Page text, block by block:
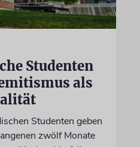
Studenten
als
Studenten geben
zwölf Monate